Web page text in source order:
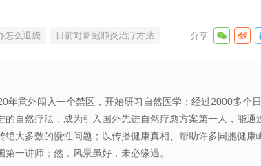
怎么退烧 目前对新冠肺炎治疗方法
年意外闯入一个禁区，开始研习自然医学；经过2000多个
的自然疗法，成为引入国外先进自然疗愈方案第一人，能通
大多数的慢性问题；以传播健康真相、帮助许多同胞健康
一讲师；然，风景虽好，未必缘遇。